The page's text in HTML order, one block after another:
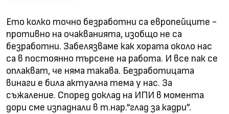
Ето колко точно безработни са европейците -
противно на очакванията, изобщо не са
безработни. Забелязваме как хората около нас
са в постоянно търсене на работа. И все пак се
оплакват, че няма такава. Безработицата
винаги е била актуална тема у нас. За
съжаление. Според доклад на ИПИ в момента
дори сме изпаднали в т.нар.“глад за кадри”.